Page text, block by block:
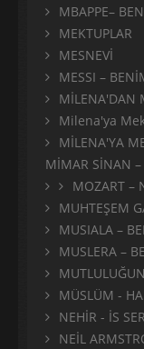
MBAPPE–
MEKTUPLAR
MESNEVİ
MESSI –
MİLENA'DAN
Milena'ya
MİLENA'YA
MİMAR SİNAN
MOZART –
MUHTEŞEM
MUSIALA –
MUSLERA –
MÜSLÜM -
NEHİR - İS
NEİL